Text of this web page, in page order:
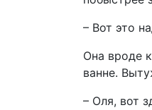
– Вот это
Она вроде
ванне.
– Оля, вот